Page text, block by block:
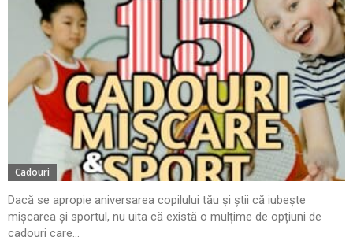
Cadouri
Dacă se apropie aniversarea copilului tău și știi că iubește
mișcarea și sportul, nu uita că există o mulțime de opțiuni de
cadouri care...